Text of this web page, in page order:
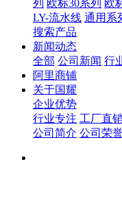
列 欧标30系列 欧
LY-流水线 通用系
搜索产品
新闻动态
全部 公司新闻 行
阿里商铺
关于国耀
企业优势
行业专注 工厂直销
公司简介 公司荣